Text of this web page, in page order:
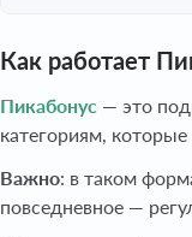
Как работает
Пикабонус — это
категориям,
Важно: в таком
повседневное —